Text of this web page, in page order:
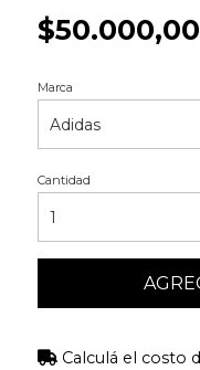
$50.000,00
Marca
Cantidad
Calculá el costo